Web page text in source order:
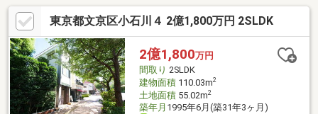
適です・2階の和室には多目的に活用できる広縁スペースあり。・
内装リフォーム履歴あります。 ・約40坪のゆとりのある整形
地 × 北側間口12.5m
東京都文京区小石川４ 2億1,800万円 2SLDK
2億1,800万円
間取り 2SLDK
建物面積110.03m2
土地面積55.02m2
築年月 1995年6月(築31年3ヶ月)